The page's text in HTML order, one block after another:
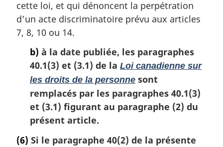
cette loi, et qui dénoncent la perpétration
d’un acte discriminatoire prévu aux articles
7, 8, 10 ou 14.
b) à la date publiée, les paragraphes
40.1(3) et (3.1) de la Loi canadienne sur
les droits de la personne sont
remplacés par les paragraphes 40.1(3)
et (3.1) figurant au paragraphe (2) du
présent article.
(6) Si le paragraphe 40(2) de la présente